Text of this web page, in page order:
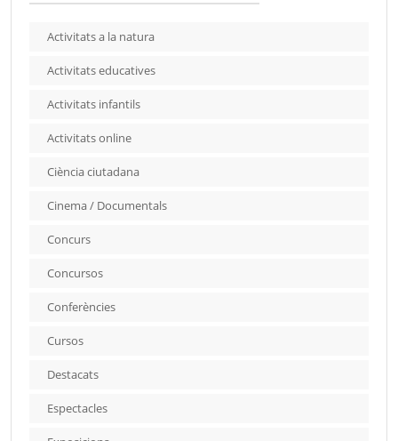
Activitats a la natura
Activitats educatives
Activitats infantils
Activitats online
Ciència ciutadana
Cinema / Documentals
Concurs
Concursos
Conferències
Cursos
Destacats
Espectacles